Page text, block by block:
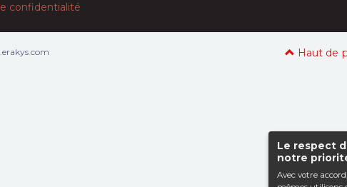
Le respect
notre
Avec votre
confidentialité
Haut de